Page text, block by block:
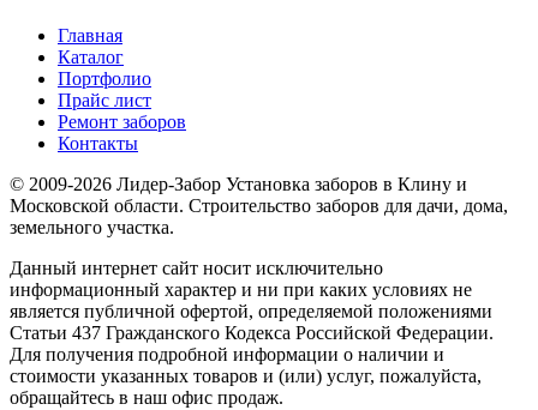
Главная
Каталог
Портфолио
Прайс лист
Ремонт заборов
Контакты
© 2009-2026 Лидер-Забор Установка заборов в Клину и
Московской области. Строительство заборов для дачи, дома,
земельного участка.
Данный интернет сайт носит исключительно
информационный характер и ни при каких условиях не
является публичной офертой, определяемой положениями
Статьи 437 Гражданского Кодекса Российской Федерации.
Для получения подробной информации о наличии и
стоимости указанных товаров и (или) услуг, пожалуйста,
обращайтесь в наш офис продаж.